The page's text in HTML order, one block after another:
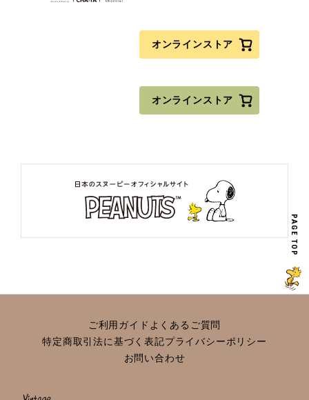
オンラインストア
オンラインストア
PAGE TOP
ご利用ガイド よくあるご質問
特定商取引法に基づく表記プライバシーポリシー
お問い合わせ